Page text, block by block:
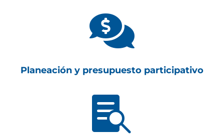

Planeación y presupuesto participativo
